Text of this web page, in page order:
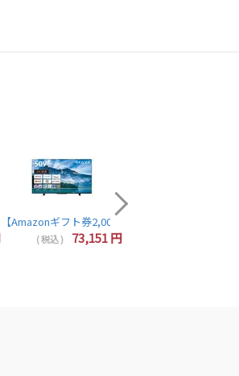
【Amazonギフト券2,000円分プレゼント】東芝 レグザ テレビ 24インチ 液晶テレビ 24型 24V型 ハイビジョン YouTube/Bluetooth対応 24V35N REGZA TOSHIBA
Bluetooth対応 55Z670N TVS REGZA
チューナー内蔵 YouTube/Bluetooth対応
ビ 43インチ 液晶テレビ 43インチ 43V型 4Kチ
分プレゼント】TOSHIBA 東芝 REGZA
【Amazonギフト券2,000円分プレゼント】
( 税込 ) 73,151円